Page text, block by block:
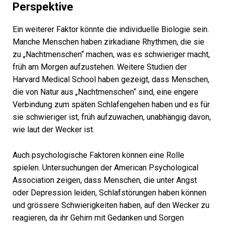
Perspektive
Ein weiterer Faktor könnte die individuelle Biologie sein.
Manche Menschen haben zirkadiane Rhythmen, die sie
zu „Nachtmenschen“ machen, was es schwieriger macht,
früh am Morgen aufzustehen. Weitere Studien der
Harvard Medical School haben gezeigt, dass Menschen,
die von Natur aus „Nachtmenschen“ sind, eine engere
Verbindung zum späten Schlafengehen haben und es für
sie schwieriger ist, früh aufzuwachen, unabhängig davon,
wie laut der Wecker ist.
Auch psychologische Faktoren können eine Rolle
spielen. Untersuchungen der American Psychological
Association zeigen, dass Menschen, die unter Angst
oder Depression leiden, Schlafstörungen haben können
und grössere Schwierigkeiten haben, auf den Wecker zu
reagieren, da ihr Gehirn mit Gedanken und Sorgen